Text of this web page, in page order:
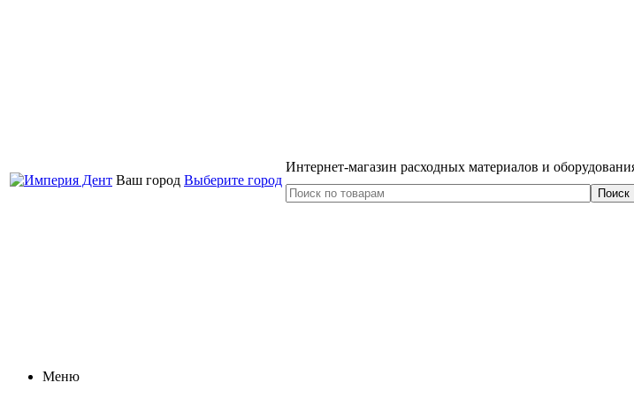
Ваш город Выберите город
Интернет-магазин расходных материалов и
Меню